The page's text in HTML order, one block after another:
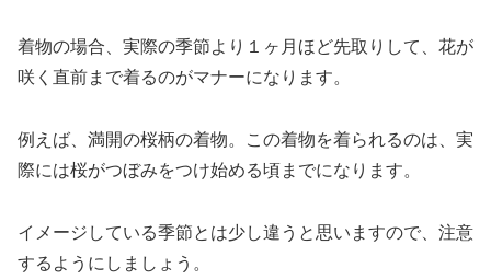
着物の場合、実際の季節より１ヶ月ほど先取りして、花が
咲く直前まで着るのがマナーになります。
例えば、満開の桜柄の着物。この着物を着られるのは、実
際には桜がつぼみをつけ始める頃までになります。
イメージしている季節とは少し違うと思いますので、注意
するようにしましょう。